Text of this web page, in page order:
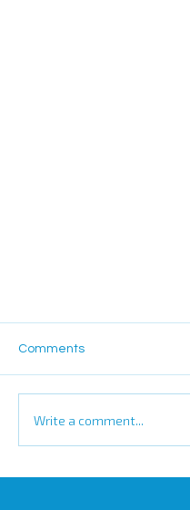
Comments
Write a comment...